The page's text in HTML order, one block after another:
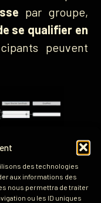
des technologies
aux informations des
nous permettra de traiter
ou les ID uniques
par groupe,
se qualifier en
peuvent
présentée sur